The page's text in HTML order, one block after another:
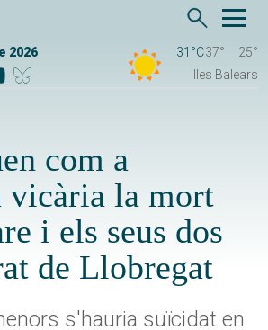
2026 31°C37°
25°
Illes Balears
com a
vicària la mort
i els seus dos
de Llobregat
s'hauria suïcidat en